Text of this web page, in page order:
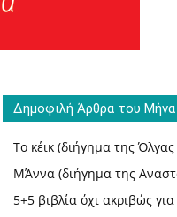
Δημοφιλή Άρθρα του Μήνα
Το κέικ (διήγημα της
ΜΆννα (διήγημα της
5+5 βιβλία όχι ακριβώς